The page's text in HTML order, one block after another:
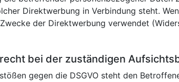
Direktwerbung in Verbindung steht.
der Direktwerbung verwendet
bei der zuständigen
gegen die DSGVO steht den